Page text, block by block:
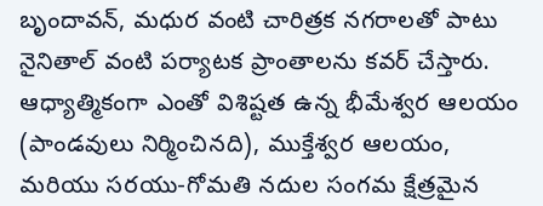
బృందావన్, మధుర వంటి చారిత్రక నగరాలతో పాటు
నైనితాల్ వంటి పర్యాటక ప్రాంతాలను కవర్ చేస్తారు.
ఆధ్యాత్మికంగా ఎంతో విశిష్టత ఉన్న భీమేశ్వర ఆలయం
(పాండవులు నిర్మించినది), ముక్తేశ్వర ఆలయం,
మరియు సరయు-గోమతి నదుల సంగమ క్షేత్రమైన